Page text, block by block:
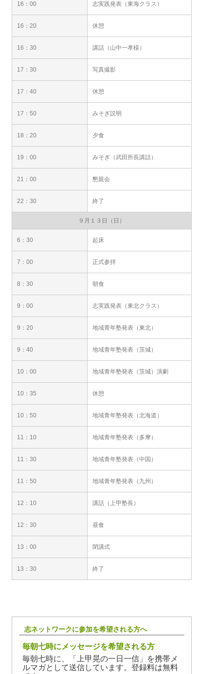
16：00 志実践発表（東海クラス）
16：20 休憩
16：30 講話（山中一孝様）
17：30 写真撮影
17：40 休憩
17：50 みそぎ説明
18：20 夕食
19：00 みそぎ（武田所長講話）
21：00 懇親会
22：30 終了
９月１３日（日）
6：30 起床
7：00 正式参拝
8：30 朝食
9：00 志実践発表（東北クラス）
9：20 地域青年塾発表（東北）
9：40 地域青年塾発表（茨城）
10：00 地域青年塾発表（茨城）演劇
10：35 休憩
10：50 地域青年塾発表（北海道）
11：10 地域青年塾発表（多摩）
11：30 地域青年塾発表（中国）
11：50 地域青年塾発表（九州）
12：10 講話（上甲塾長）
12：30 昼食
13：00 閉講式
13：30 終了
志ネットワークに参加を希望される方へ
毎朝七時にメッセージを希望される方
毎朝七時に、「上甲晃の一日一信」を携帯メ
ルマガとして送信しています。登録料は無料